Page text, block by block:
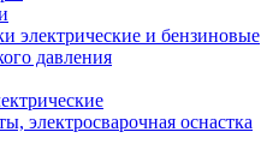
электрические и бензиновые
давления
электросварочная оснастка